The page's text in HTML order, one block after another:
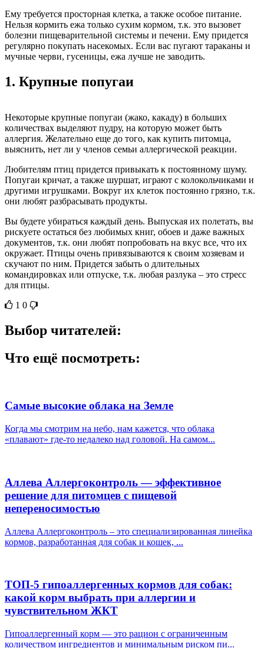
Ему требуется просторная клетка, а также особое питание.
Нельзя кормить ежа только сухим кормом, т.к. это вызовет
болезни пищеварительной системы и печени. Ему придется
регулярно покупать насекомых. Если вас пугают тараканы и
мучные черви, гусеницы, ежа лучше не заводить.
1. Крупные попугаи
Некоторые крупные попугаи (жако, какаду) в больших
количествах выделяют пудру, на которую может быть
аллергия. Желательно еще до того, как купить питомца,
выяснить, нет ли у членов семьи аллергической реакции.
Любителям птиц придется привыкать к постоянному шуму.
Попугаи кричат, а также шуршат, играют с колокольчиками и
другими игрушками. Вокруг их клеток постоянно грязно, т.к.
они любят разбрасывать продукты.
Вы будете убираться каждый день. Выпуская их полетать, вы
рискуете остаться без любимых книг, обоев и даже важных
документов, т.к. они любят попробовать на вкус все, что их
окружает. Птицы очень привязываются к своим хозяевам и
скучают по ним. Придется забыть о длительных
командировках или отпуске, т.к. любая разлука – это стресс
для птицы.
1 0
Выбор читателей:
Что ещё посмотреть:
Самые высокие облака на Земле
Когда мы смотрим на небо, нам кажется, что облака
«плавают» где-то недалеко над головой. На самом...
Аллева Аллергоконтроль — эффективное
решение для питомцев с пищевой
непереносимостью
Аллева Аллергоконтроль – это специализированная линейка
кормов, разработанная для собак и кошек, ...
ТОП-5 гипоаллергенных кормов для собак:
какой корм выбрать при аллергии и
чувствительном ЖКТ
Гипоаллергенный корм — это рацион с ограниченным
количеством ингредиентов и минимальным риском пи...